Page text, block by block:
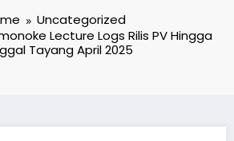
Uncategorized
Lecture Logs Rilis PV Hingga
Tayang April 2025